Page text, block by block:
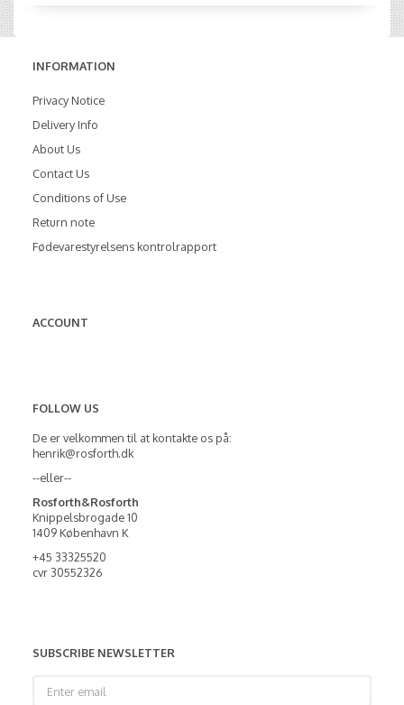
INFORMATION
Privacy Notice
Delivery Info
About Us
Contact Us
Conditions of Use
Return note
Fødevarestyrelsens kontrolrapport
ACCOUNT
FOLLOW US
De er velkommen til at kontakte os på:
henrik@rosforth.dk
--eller--
Rosforth&Rosforth
Knippelsbrogade 10
1409 København K
+45 33325520
cvr 30552326
SUBSCRIBE NEWSLETTER
email